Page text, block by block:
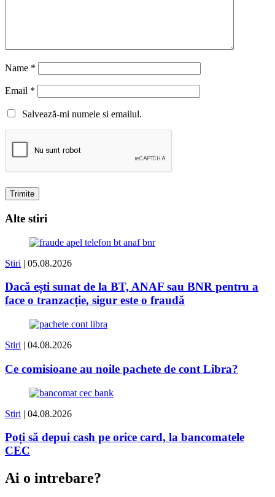
Name *
Email *
Salvează-mi numele si emailul.
Alte stiri
Stiri | 05.08.2026
Dacă ești sunat de la BT, ANAF sau BNR pentru a
face o tranzacție, sigur este o fraudă
Stiri | 04.08.2026
Ce comisioane au noile pachete de cont Libra?
Stiri | 04.08.2026
Poți să depui cash pe orice card, la bancomatele
CEC
Ai o intrebare?